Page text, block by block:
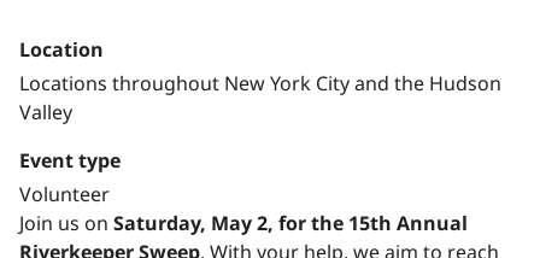
Location
Locations throughout New York City and the Hudson
Valley​​​​‌ ‍ ​‍​‍‌‍ ‌ ​‍‌‍‍‌‌‍‌ ‌‍‍‌‌‍ ‍​‍​‍​ ‍‍​‍​‍‌ ​ ‌‍​‌‌‍ ‍‌‍‍‌‌ ‌​‌ ‍‌​‍ ‍‌‍‍‌‌‍ ​‍​‍​‍ ​​‍​‍‌‍‍​‌ ​‍‌‍‌‌‌‍‌‍​‍​‍​ ‍‍​‍​‍‌‍‍​‌ ‌​‌ ‌​‌ ​​‌ ​ ​ ‍‍​‍ ​‍ ‌‍​ ‌‍ ‌‌ ​ ​‍ ‍‌‍ ‌‌‍​‌‌‍‍‌‌‍ ‍​‍ ‍​ ​‍​ ​​​ ​‍​ ‌​‌ ​‍‌‍‌‌‌‍‌​‌‍‌‌‌ ​ ‌‍‍‌‌‍‌ ‌‍ ‍​‍ ‍‌ ​‍‌‍‍‌‌ ‌‍‌‍‌‌‌ ​‍‌‍‍ ‌‍‌‌‌‍‌‌‌ ​​‌‍‌‌‌ ​‍​‍ ‍‌‍ ‌ ​‍‌‍‌ ​‍ ‌‍‍‌‌‍ ‍‌ ‌​‌‍‌‌‌‍ ‍‌ ‌​​‍ ‌‍‌‌‌‍‌​‌‍‍‌‌ ‌​​‍ ‌‍ ‌‌‍ ‌‍‌​‌‍‌‌​ ‌‌ ​​‌ ​‍‌‍‌‌‌ ​ ‌‍‌‌‌‍ ‍‌ ‌​‌‍​‌‌ ‌​‌‍‍‌‌‍ ‌‍ ‍​ ‍ ‌‍‍‌‌‍‌​​ ‌‌‍‌‍​ ‌ ​ ​‍​ ‌‍​ ​​​ ‍‌‌‍‌​​ ​‌​‍ ‌​ ‌​​ ‌‌​ ‌​​ ‍‌​‍ ‌​ ‌​​ ‍​​ ‌ ​ ​​​‍ ‌‌‍​‌​ ‌​‌‍‌‍​ ‍‌​‍ ‌​ ​ ​ ‌‌​ ​ ‌‍‌​​ ‌‌‌‍‌‌‌‍​‍​ ​‌​ ‌‌‌‍​ ‌‍‌​​ ‌‍​ ‍ ‌ ‌​‌ ‍‌‌ ​​‌‍‌‌​ ‌‌‍‌‌‌ ‌‍‌‍‌‌‌‍ ‍‌ ‌​​ ‍ ‌ ​​‌‍​‌‌ ‌​‌‍‍​​ ‌‌‍ ​‌‍ ‌‍​ ‌‍​‌‌ ‌​‌‍‍‌‌‍ ‌‍ ‍​‍ ‍‌ ‌​‌‍‍‌‌ ‌​‌‍ ​‌‍‌‌​ ‌‍​‍‌‍​‌‌ ​ ‌‍‌‌‌‌‌‌‌ ​‍‌‍ ​​ ‌‌‍‍​‌ ‌​‌ ‌​‌ ​​‌ ​ ​‍‌‌​ ​ ‌​​‌​‍‌‌​ ​‍‌​‌‍​‍‌‌​ ​‍‌​‌‍‌‍​ ‌‍ ‌‌ ​ ​‍ ‍‌‍ ‌‌‍​‌‌‍‍‌‌‍ ‍​‍ ‍​ ​‍​ ​​​ ​‍​ ‌​‌ ​‍‌‍‌‌‌‍‌​‌‍‌‌‌ ​ ‌‍‍‌‌‍‌ ‌‍ ‍​‍ ‍‌ ​‍‌‍‍‌‌ ‌‍‌‍‌‌‌ ​‍‌‍‍ ‌‍‌‌‌‍‌‌‌ ​​‌‍‌‌‌ ​‍​‍ ‍‌‍ ‌ ​‍‌‍‌ ​‍‌‍‌‍‍‌‌‍‌​​ ‌‌‍‌‍​ ‌ ​ ​‍​ ‌‍​ ​​​ ‍‌‌‍‌​​ ​‌​‍ ‌​ ‌​​ ‌‌​ ‌​​ ‍‌​‍ ‌​ ‌​​ ‍​​ ‌ ​ ​​​‍ ‌‌‍​‌​ ‌​‌‍‌‍​ ‍‌​‍ ‌​ ​ ​ ‌‌​ ​ ‌‍‌​​ ‌‌‌‍‌‌‌‍​‍​ ​‌​ ‌‌‌‍​ ‌‍‌​​ ‌‍​‍‌‍‌ ‌​‌ ‍‌‌ ​​‌‍‌‌​ ‌‌‍‌‌‌ ‌‍‌‍‌‌‌‍ ‍‌ ‌​​‍‌‍‌ ​​‌‍​‌‌ ‌​‌‍‍​​ ‌‌‍ ​‌‍ ‌‍​ ‌‍​‌‌ ‌​‌‍‍‌‌‍ ‌‍ ‍​‍ ‍‌ ‌​‌‍‍‌‌ ‌​‌‍ ​‌‍‌‌​‍‌‍‌ ​​‌‍‌‌‌ ​‍‌ ​ ‌ ​​‌‍‌‌‌‍​ ‌ ‌​‌‍‍‌‌ ‌‍‌‍‌‌​ ‌‌ ​​‌ ‌‌‌‍​‍‌‍ ​‌‍‍‌‌ ​ ‌‍‍​‌‍‌‌‌‍‌​​‍​‍‌ ‌
Event type
Volunteer
Join us on​​​​‌ ‍ ​‍​‍‌‍ ‌ ​‍‌‍‍‌‌‍‌ ‌‍‍‌‌‍ ‍​‍​‍​ ‍‍​‍​‍‌ ​ ‌‍​‌‌‍ ‍‌‍‍‌‌ ‌​‌ ‍‌​‍ ‍‌‍‍‌‌‍ ​‍​‍​‍ ​​‍​‍‌‍‍​‌ ​‍‌‍‌‌‌‍‌‍​‍​‍​ ‍‍​‍​‍‌‍‍​‌ ‌​‌ ‌​‌ ​​‌ ​ ​ ‍‍​‍ ​‍ ‌‍​ ‌‍ ‌‌ ​ ​‍ ‍‌‍ ‌‌‍​‌‌‍‍‌‌‍ ‍​‍ ‍​ ​‍​ ​​​ ​‍​ ‌​‌ ​‍‌‍‌‌‌‍‌​‌‍‌‌‌ ​ ‌‍‍‌‌‍‌ ‌‍ ‍​‍ ‍‌ ​‍‌‍‍‌‌ ‌‍‌‍‌‌‌ ​‍‌‍‍ ‌‍‌‌‌‍‌‌‌ ​​‌‍‌‌‌ ​‍​‍ ‍‌‍ ‌ ​‍‌‍‌ ​‍ ‌‍‍‌‌‍ ‍‌ ‌​‌‍‌‌‌‍ ‍‌ ‌​​‍ ‌‍‌‌‌‍‌​‌‍‍‌‌ ‌​​‍ ‌‍ ‌‌‍ ‌‍‌​‌‍‌‌​ ‌‌ ​​‌ ​‍‌‍‌‌‌ ​ ‌‍‌‌‌‍ ‍‌ ‌​‌‍​‌‌ ‌​‌‍‍‌‌‍ ‌‍ ‍​ ‍ ‌‍‍‌‌‍‌​​ ‌‌‍‌‍​ ‌ ​ ​‍​ ‌‍​ ​​​ ‍‌‌‍‌​​ ​‌​‍ ‌​ ‌​​ ‌‌​ ‌​​ ‍‌​‍ ‌​ ‌​​ ‍​​ ‌ ​ ​​​‍ ‌‌‍​‌​ ‌​‌‍‌‍​ ‍‌​‍ ‌​ ​ ​ ‌‌​ ​ ‌‍‌​​ ‌‌‌‍‌‌‌‍​‍​ ​‌​ ‌‌‌‍​ ‌‍‌​​ ‌‍​ ‍ ‌ ‌​‌ ‍‌‌ ​​‌‍‌‌​ ‌‌‍‌‌‌ ‌‍‌‍‌‌‌‍ ‍‌ ‌​​ ‍ ‌ ​​‌‍​‌‌ ‌​‌‍‍​​ ‌‌‍​ ‌‍ ‌‍ ‍‌ ‌​‌‍‌‌‌‍ ‍‌ ‌​​‍‌‌​ ‌‌‌​​‍‌‌ ‌‍‍ ‌‍‌‌‌ ‍‌​‍‌‌​ ​ ‌​‌​​‍‌‌​ ​ ‌​‌​​‍‌‌​ ​‍​ ​‍‌‍‌​‌‍‌‍​ ‌​‌‍‌​​ ‌ ‌‍‌‌​ ‌​‌‍‌‌​ ‌​​ ​​​ ‌​​ ​ ​‍‌‌​ ​‍​ ​‍​‍‌‌​ ‌‌‌​‌​​‍ ‍‌‍​ ‌‍‍​‌‍‍‌‌‍ ​‌‍‌​‌ ​‍‌‍‌‌‌‍ ‍​‍‌‌​ ‌‌‌​​‍‌‌ ‌‍‍ ‌‍‌‌‌ ‍‌​‍‌‌​ ​ ‌​‌​​‍‌‌​ ​ ‌​‌​​‍‌‌​ ​‍​ ​‍​ ​ ‌‍‌‌​ ‍‌​ ‌ ​ ‍​‌‍​ ‌‍‌​​ ​‌‌‍​ ‌‍​ ​ ‍​​ ‍​​ ​​​‍‌‌​ ​‍​ ​‍​‍‌‌​ ‌‌‌​‌​​‍ ‍‌ ‌​‌‍‌‌‌ ‍​‌ ‌​​ ‌‍​‍‌‍​‌‌ ​ ‌‍‌‌‌‌‌‌‌ ​‍‌‍ ​​ ‌‌‍‍​‌ ‌​‌ ‌​‌ ​​‌ ​ ​‍‌‌​ ​ ‌​​‌​‍‌‌​ ​‍‌​‌‍​‍‌‌​ ​‍‌​‌‍‌‍​ ‌‍ ‌‌ ​ ​‍ ‍‌‍ ‌‌‍​‌‌‍‍‌‌‍ ‍​‍ ‍​ ​‍​ ​​​ ​‍​ ‌​‌ ​‍‌‍‌‌‌‍‌​‌‍‌‌‌ ​ ‌‍‍‌‌‍‌ ‌‍ ‍​‍ ‍‌ ​‍‌‍‍‌‌ ‌‍‌‍‌‌‌ ​‍‌‍‍ ‌‍‌‌‌‍‌‌‌ ​​‌‍‌‌‌ ​‍​‍ ‍‌‍ ‌ ​‍‌‍‌ ​‍‌‍‌‍‍‌‌‍‌​​ ‌‌‍‌‍​ ‌ ​ ​‍​ ‌‍​ ​​​ ‍‌‌‍‌​​ ​‌​‍ ‌​ ‌​​ ‌‌​ ‌​​ ‍‌​‍ ‌​ ‌​​ ‍​​ ‌ ​ ​​​‍ ‌‌‍​‌​ ‌​‌‍‌‍​ ‍‌​‍ ‌​ ​ ​ ‌‌​ ​ ‌‍‌​​ ‌‌‌‍‌‌‌‍​‍​ ​‌​ ‌‌‌‍​ ‌‍‌​​ ‌‍​‍‌‍‌ ‌​‌ ‍‌‌ ​​‌‍‌‌​ ‌‌‍‌‌‌ ‌‍‌‍‌‌‌‍ ‍‌ ‌​​‍‌‍‌ ​​‌‍​‌‌ ‌​‌‍‍​​ ‌‌‍​ ‌‍ ‌‍ ‍‌ ‌​‌‍‌‌‌‍ ‍‌ ‌​​‍‌‌​ ‌‌‌​​‍‌‌ ‌‍‍ ‌‍‌‌‌ ‍‌​‍‌‌​ ​ ‌​‌​​‍‌‌​ ​ ‌​‌​​‍‌‌​ ​‍​ ​‍‌‍‌​‌‍‌‍​ ‌​‌‍‌​​ ‌ ‌‍‌‌​ ‌​‌‍‌‌​ ‌​​ ​​​ ‌​​ ​ ​‍‌‌​ ​‍​ ​‍​‍‌‌​ ‌‌‌​‌​​‍ ‍‌‍​ ‌‍‍​‌‍‍‌‌‍ ​‌‍‌​‌ ​‍‌‍‌‌‌‍ ‍​‍‌‌​ ‌‌‌​​‍‌‌ ‌‍‍ ‌‍‌‌‌ ‍‌​‍‌‌​ ​ ‌​‌​​‍‌‌​ ​ ‌​‌​​‍‌‌​ ​‍​ ​‍​ ​ ‌‍‌‌​ ‍‌​ ‌ ​ ‍​‌‍​ ‌‍‌​​ ​‌‌‍​ ‌‍​ ​ ‍​​ ‍​​ ​​​‍‌‌​ ​‍​ ​‍​‍‌‌​ ‌‌‌​‌​​‍ ‍‌ ‌​‌‍‌‌‌ ‍​‌ ‌​​‍‌‍‌ ​​‌‍‌‌‌ ​‍‌ ​ ‌ ​​‌‍‌‌‌‍​ ‌ ‌​‌‍‍‌‌ ‌‍‌‍‌‌​ ‌‌ ​​‌ ‌‌‌‍​‍‌‍ ​‌‍‍‌‌ ​ ‌‍‍​‌‍‌‌‌‍‌​​‍​‍‌ ‌ Saturday, May 2, for the 15th Annual
Riverkeeper Sweep​​​​‌ ‍ ​‍​‍‌‍ ‌ ​‍‌‍‍‌‌‍‌ ‌‍‍‌‌‍ ‍​‍​‍​ ‍‍​‍​‍‌ ​ ‌‍​‌‌‍ ‍‌‍‍‌‌ ‌​‌ ‍‌​‍ ‍‌‍‍‌‌‍ ​‍​‍​‍ ​​‍​‍‌‍‍​‌ ​‍‌‍‌‌‌‍‌‍​‍​‍​ ‍‍​‍​‍‌‍‍​‌ ‌​‌ ‌​‌ ​​‌ ​ ​ ‍‍​‍ ​‍ ‌‍​ ‌‍ ‌‌ ​ ​‍ ‍‌‍ ‌‌‍​‌‌‍‍‌‌‍ ‍​‍ ‍​ ​‍​ ​​​ ​‍​ ‌​‌ ​‍‌‍‌‌‌‍‌​‌‍‌‌‌ ​ ‌‍‍‌‌‍‌ ‌‍ ‍​‍ ‍‌ ​‍‌‍‍‌‌ ‌‍‌‍‌‌‌ ​‍‌‍‍ ‌‍‌‌‌‍‌‌‌ ​​‌‍‌‌‌ ​‍​‍ ‍‌‍ ‌ ​‍‌‍‌ ​‍ ‌‍‍‌‌‍ ‍‌ ‌​‌‍‌‌‌‍ ‍‌ ‌​​‍ ‌‍‌‌‌‍‌​‌‍‍‌‌ ‌​​‍ ‌‍ ‌‌‍ ‌‍‌​‌‍‌‌​ ‌‌ ​​‌ ​‍‌‍‌‌‌ ​ ‌‍‌‌‌‍ ‍‌ ‌​‌‍​‌‌ ‌​‌‍‍‌‌‍ ‌‍ ‍​ ‍ ‌‍‍‌‌‍‌​​ ‌‌‍‌‍​ ‌ ​ ​‍​ ‌‍​ ​​​ ‍‌‌‍‌​​ ​‌​‍ ‌​ ‌​​ ‌‌​ ‌​​ ‍‌​‍ ‌​ ‌​​ ‍​​ ‌ ​ ​​​‍ ‌‌‍​‌​ ‌​‌‍‌‍​ ‍‌​‍ ‌​ ​ ​ ‌‌​ ​ ‌‍‌​​ ‌‌‌‍‌‌‌‍​‍​ ​‌​ ‌‌‌‍​ ‌‍‌​​ ‌‍​ ‍ ‌ ‌​‌ ‍‌‌ ​​‌‍‌‌​ ‌‌‍‌‌‌ ‌‍‌‍‌‌‌‍ ‍‌ ‌​​ ‍ ‌ ​​‌‍​‌‌ ‌​‌‍‍​​ ‌‌‍​ ‌‍ ‌‍ ‍‌ ‌​‌‍‌‌‌‍ ‍‌ ‌​​‍‌‌​ ‌‌‌​​‍‌‌ ‌‍‍ ‌‍‌‌‌ ‍‌​‍‌‌​ ​ ‌​‌​​‍‌‌​ ​ ‌​‌​​‍‌‌​ ​‍​ ​‍‌‍‌​‌‍‌‍​ ‌​‌‍‌​​ ‌ ‌‍‌‌​ ‌​‌‍‌‌​ ‌​​ ​​​ ‌​​ ​ ​‍‌‌​ ​‍​ ​‍​‍‌‌​ ‌‌‌​‌​​‍ ‍‌‍​ ‌‍‍​‌‍‍‌‌‍ ​‌‍‌​‌ ​‍‌‍‌‌‌‍ ‍​‍‌‌​ ‌‌‌​​‍‌‌ ‌‍‍ ‌‍‌‌‌ ‍‌​‍‌‌​ ​ ‌​‌​​‍‌‌​ ​ ‌​‌​​‍‌‌​ ​‍​ ​‍​ ​ ‌‍‌‌​ ‍‌​ ‌ ​ ‍​‌‍​ ‌‍‌​​ ​‌‌‍​ ‌‍​ ​ ‍​​ ‍​​ ​‌​‍‌‌​ ​‍​ ​‍​‍‌‌​ ‌‌‌​‌​​‍ ‍‌ ‌​‌‍‌‌‌ ‍​‌ ‌​​ ‌‍​‍‌‍​‌‌ ​ ‌‍‌‌‌‌‌‌‌ ​‍‌‍ ​​ ‌‌‍‍​‌ ‌​‌ ‌​‌ ​​‌ ​ ​‍‌‌​ ​ ‌​​‌​‍‌‌​ ​‍‌​‌‍​‍‌‌​ ​‍‌​‌‍‌‍​ ‌‍ ‌‌ ​ ​‍ ‍‌‍ ‌‌‍​‌‌‍‍‌‌‍ ‍​‍ ‍​ ​‍​ ​​​ ​‍​ ‌​‌ ​‍‌‍‌‌‌‍‌​‌‍‌‌‌ ​ ‌‍‍‌‌‍‌ ‌‍ ‍​‍ ‍‌ ​‍‌‍‍‌‌ ‌‍‌‍‌‌‌ ​‍‌‍‍ ‌‍‌‌‌‍‌‌‌ ​​‌‍‌‌‌ ​‍​‍ ‍‌‍ ‌ ​‍‌‍‌ ​‍‌‍‌‍‍‌‌‍‌​​ ‌‌‍‌‍​ ‌ ​ ​‍​ ‌‍​ ​​​ ‍‌‌‍‌​​ ​‌​‍ ‌​ ‌​​ ‌‌​ ‌​​ ‍‌​‍ ‌​ ‌​​ ‍​​ ‌ ​ ​​​‍ ‌‌‍​‌​ ‌​‌‍‌‍​ ‍‌​‍ ‌​ ​ ​ ‌‌​ ​ ‌‍‌​​ ‌‌‌‍‌‌‌‍​‍​ ​‌​ ‌‌‌‍​ ‌‍‌​​ ‌‍​‍‌‍‌ ‌​‌ ‍‌‌ ​​‌‍‌‌​ ‌‌‍‌‌‌ ‌‍‌‍‌‌‌‍ ‍‌ ‌​​‍‌‍‌ ​​‌‍​‌‌ ‌​‌‍‍​​ ‌‌‍​ ‌‍ ‌‍ ‍‌ ‌​‌‍‌‌‌‍ ‍‌ ‌​​‍‌‌​ ‌‌‌​​‍‌‌ ‌‍‍ ‌‍‌‌‌ ‍‌​‍‌‌​ ​ ‌​‌​​‍‌‌​ ​ ‌​‌​​‍‌‌​ ​‍​ ​‍‌‍‌​‌‍‌‍​ ‌​‌‍‌​​ ‌ ‌‍‌‌​ ‌​‌‍‌‌​ ‌​​ ​​​ ‌​​ ​ ​‍‌‌​ ​‍​ ​‍​‍‌‌​ ‌‌‌​‌​​‍ ‍‌‍​ ‌‍‍​‌‍‍‌‌‍ ​‌‍‌​‌ ​‍‌‍‌‌‌‍ ‍​‍‌‌​ ‌‌‌​​‍‌‌ ‌‍‍ ‌‍‌‌‌ ‍‌​‍‌‌​ ​ ‌​‌​​‍‌‌​ ​ ‌​‌​​‍‌‌​ ​‍​ ​‍​ ​ ‌‍‌‌​ ‍‌​ ‌ ​ ‍​‌‍​ ‌‍‌​​ ​‌‌‍​ ‌‍​ ​ ‍​​ ‍​​ ​‌​‍‌‌​ ​‍​ ​‍​‍‌‌​ ‌‌‌​‌​​‍ ‍‌ ‌​‌‍‌‌‌ ‍​‌ ‌​​‍‌‍‌ ​​‌‍‌‌‌ ​‍‌ ​ ‌ ​​‌‍‌‌‌‍​ ‌ ‌​‌‍‍‌‌ ‌‍‌‍‌‌​ ‌‌ ​​‌ ‌‌‌‍​‍‌‍ ​‌‍‍‌‌ ​ ‌‍‍​‌‍‌‌‌‍‌​​‍​‍‌ ‌. With your help, we aim to reach